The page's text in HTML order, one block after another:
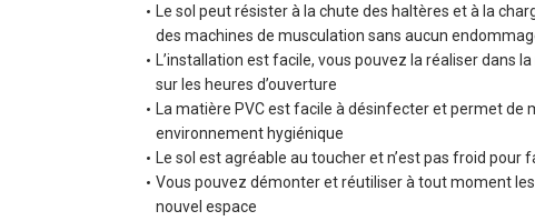
Le sol peut résister à la chute des haltères et à la
des machines de musculation sans aucun
L’installation est facile, vous pouvez la réaliser dans
sur les heures d’ouverture
La matière PVC est facile à désinfecter et permet de
environnement hygiénique
Le sol est agréable au toucher et n’est pas froid pour
Vous pouvez démonter et réutiliser à tout moment
nouvel espace